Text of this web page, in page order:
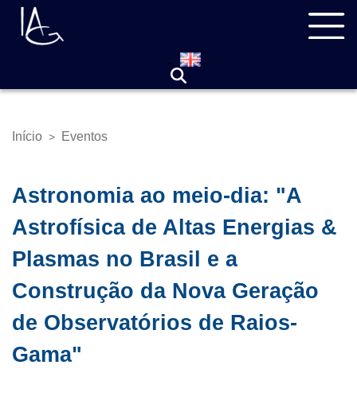
Pular
para
Trilha
Início > Eventos
Astronomia ao meio-dia: "A
Astrofísica de Altas Energias &
Plasmas no Brasil e a
Construção da Nova Geração
de Observatórios de Raios-
Gama"